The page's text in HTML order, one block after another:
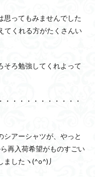
思ってもみませんでした
てくれる方がたくさんい
そろ勉強してくれよって
・・・・・・・・・・・
シアーシャツが、やっと
再入荷希望がものすごい
したヽ(^o^)丿